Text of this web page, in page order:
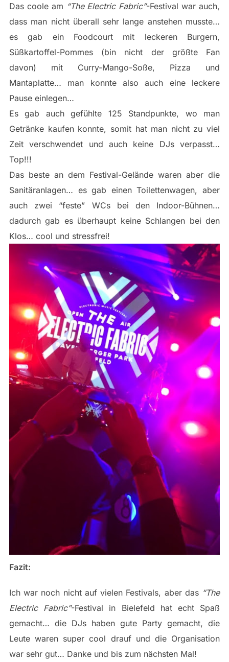
Das coole am “The Electric Fabric”-Festival war auch,
dass man nicht überall sehr lange anstehen musste…
es gab ein Foodcourt mit leckeren Burgern,
Süßkartoffel-Pommes (bin nicht der größte Fan
davon) mit Curry-Mango-Soße, Pizza und
Mantaplatte… man konnte also auch eine leckere
Pause einlegen…
Es gab auch gefühlte 125 Standpunkte, wo man
Getränke kaufen konnte, somit hat man nicht zu viel
Zeit verschwendet und auch keine DJs verpasst…
Top!!!
Das beste an dem Festival-Gelände waren aber die
Sanitäranlagen… es gab einen Toilettenwagen, aber
auch zwei “feste” WCs bei den Indoor-Bühnen…
dadurch gab es überhaupt keine Schlangen bei den
Klos… cool und stressfrei!
Fazit:
Ich war noch nicht auf vielen Festivals, aber das “The
Electric Fabric”-Festival in Bielefeld hat echt Spaß
gemacht… die DJs haben gute Party gemacht, die
Leute waren super cool drauf und die Organisation
war sehr gut… Danke und bis zum nächsten Mal!